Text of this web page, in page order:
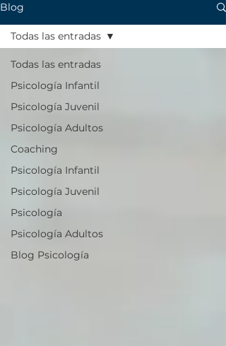
Blog
Todas las entradas
Psicología Infantil
Psicología Juvenil
Psicología Adultos
Coaching
Psicología Infantil
Psicología Juvenil
Psicología
Psicología Adultos
Blog Psicología
Todas las entradas